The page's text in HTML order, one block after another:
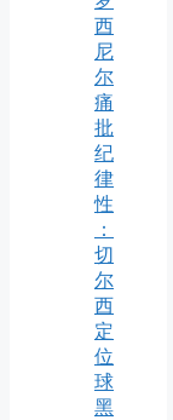
西
尼
尔
痛
批
纪
律
性
：
切
尔
西
定
位
球
黑